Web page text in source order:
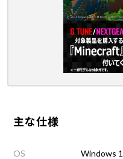
主な仕様
OS Windows